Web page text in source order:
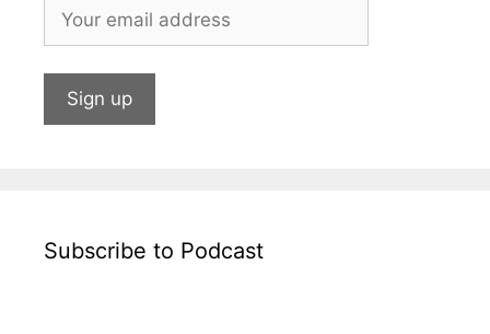
Subscribe to Podcast